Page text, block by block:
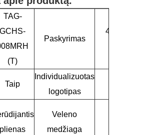
TAG-
GCHS-
(T)
Paskyrimas
4 hibridinis
Taip
Individualizuotas
logotipas
plienas
Veleno
medžiaga